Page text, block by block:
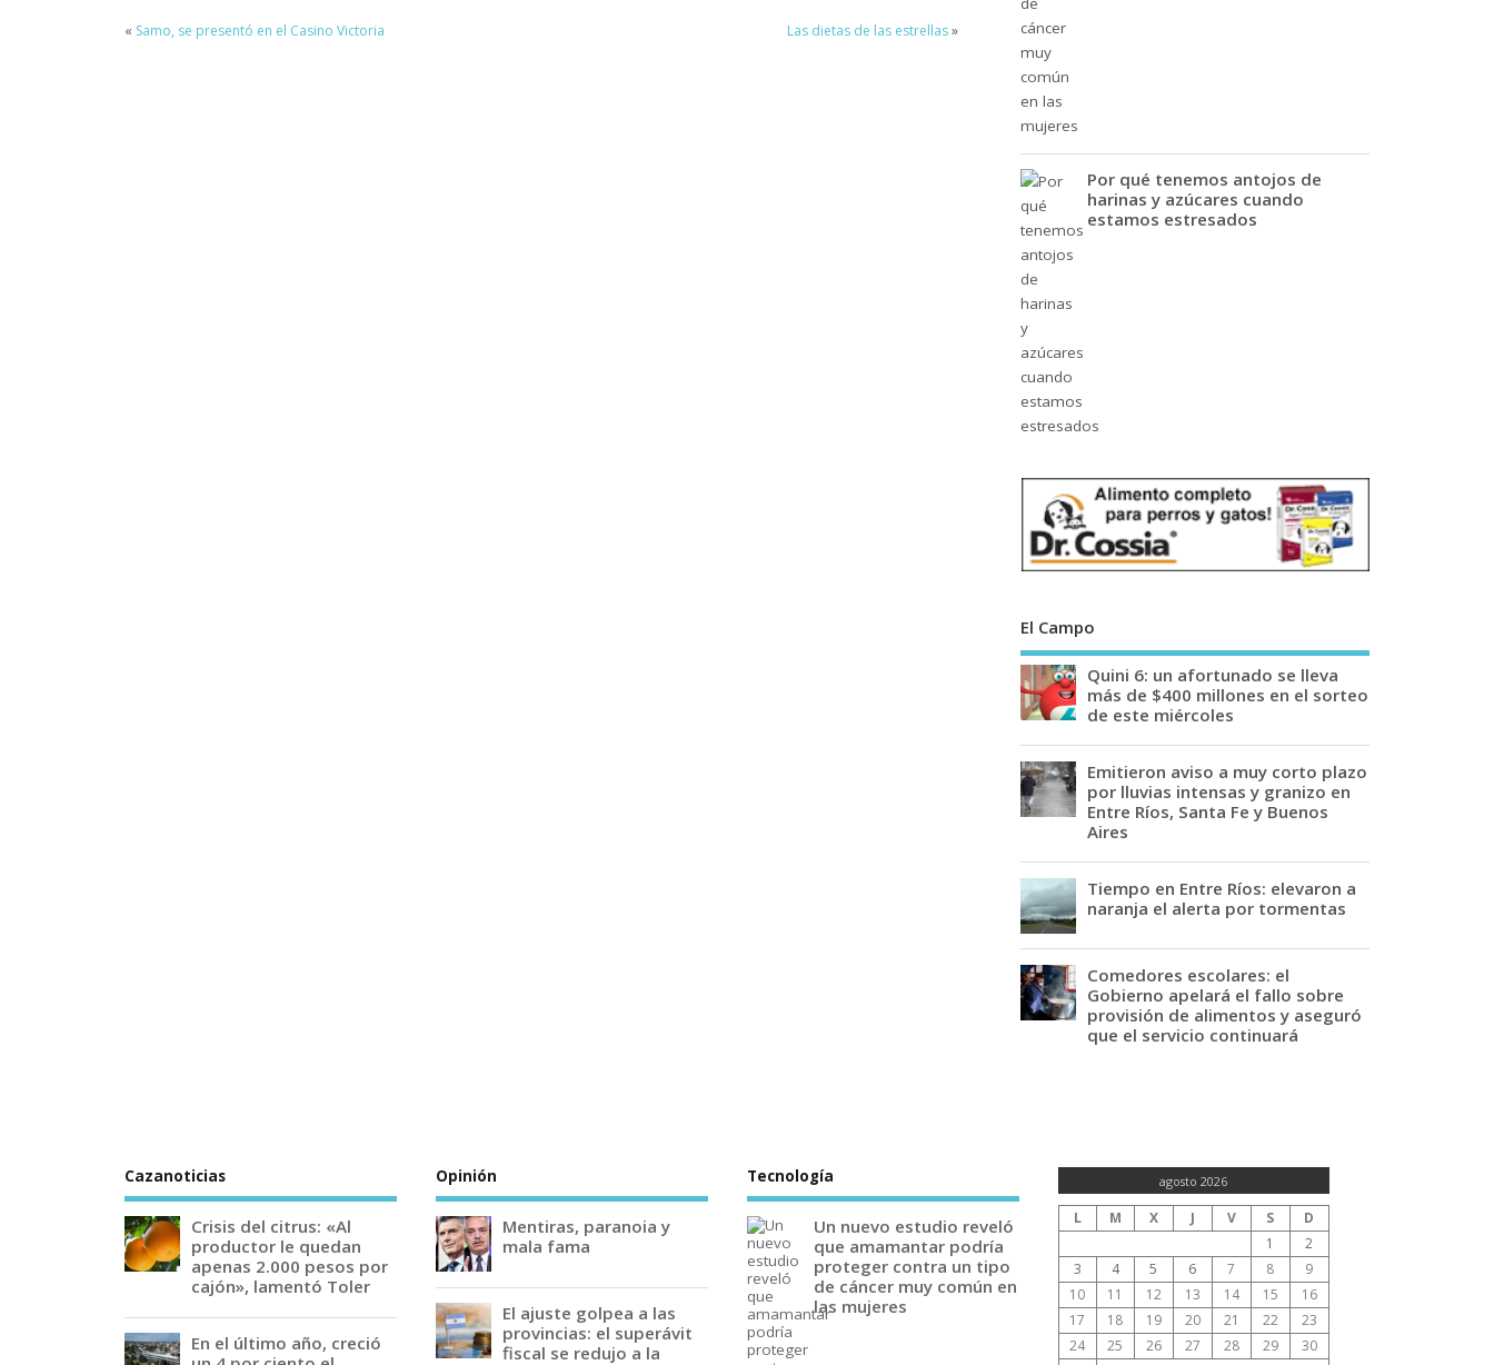
« Samo, se presentó en el Casino Victoria Las dietas de las estrellas»
Por qué tenemos antojos de
harinas y azúcares cuando
estamos estresados
El Campo
Quini 6: un afortunado se lleva
más de $400 millones en el sorteo
de este miércoles
Emitieron aviso a muy corto plazo
por lluvias intensas y granizo en
Entre Ríos, Santa Fe y Buenos
Aires
Tiempo en Entre Ríos: elevaron a
naranja el alerta por tormentas
Comedores escolares: el
Gobierno apelará el fallo sobre
provisión de alimentos y aseguró
que el servicio continuará
Cazanoticias
Crisis del citrus: «Al
productor le quedan
apenas 2.000 pesos por
cajón», lamentó Toler
En el último año, creció
Opinión
Mentiras, paranoia y
mala fama
El ajuste golpea a las
provincias: el superávit
fiscal se redujo a la
Tecnología
Un nuevo estudio reveló
que amamantar podría
proteger contra un tipo
de cáncer muy común en
las mujeres
agosto 2026
L M X J V S
D
1
2
3
4 5 6 7 8
9
10
11 12 13 14 15
16
17
18 19 20 21 22
23
24
25 26 27 28 29
30